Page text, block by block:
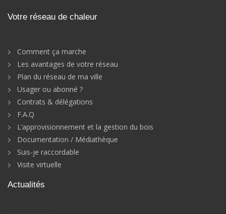
Votre réseau de chaleur
Comment ça marche
Les avantages de votre réseau
Plan du réseau de ma ville
Usager ou abonné ?
Contrats & délégations
F.A.Q
L’approvisionnement et la gestion du bois
Documentation / Médiathèque
Suis-je raccordable
Visite virtuelle
Actualités